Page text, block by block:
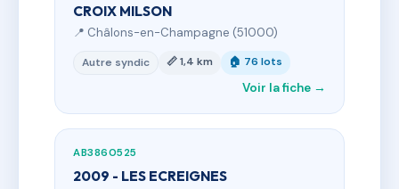
CROIX MILSON
📍 Châlons-en-Champagne (51000)
Autre syndic 📏 1,4 km 🏠 76 lots
Voir la fiche →
AB3860525
2009 - LES ECREIGNES